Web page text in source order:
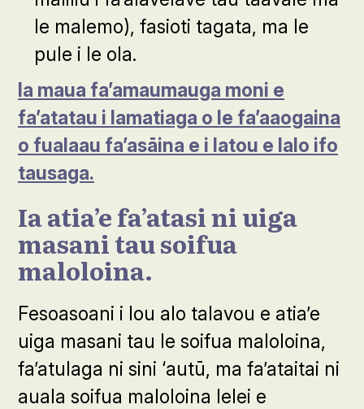
le malemo), fasioti tagata, ma le
pule i le ola.
Ia maua fa’amaumauga moni e
fa’atatau i lamatiaga o le fa’aaogaina
o fualaau fa’asāina e i latou e lalo ifo
tausaga.
Ia atia’e fa’atasi ni uiga
masani tau soifua
maloloina.
Fesoasoani i lou alo talavou e atia’e
uiga masani tau le soifua maloloina,
fa’atulaga ni sini ‘autū, ma fa’ataitai ni
auala soifua maloloina lelei e